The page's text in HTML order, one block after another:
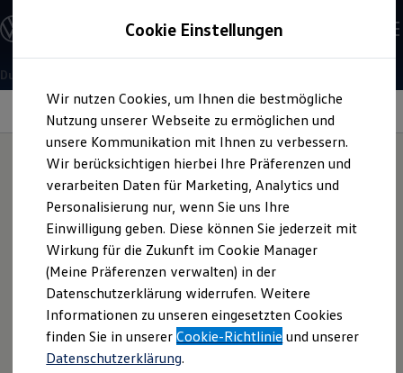
Hauptinhalt
springen
Footer
springen
Offene Stellen entdecken
Einstiegsmöglichkeiten
Schüler
Schülerpraktikum
Schüler Ferienjobs
Einstiegsqualifizierung
Studenten
Praktikum
Abschlussarbeit
Master-Stipendium
Auslandspraktikum
Jobs in Semesterferien
Werkstudentin / Werkstudent
Absolventen
StartUp Direct
Doktorandenprogramm
Volontariat
Berufserfahrene
Direkteinstieg
Jobs in der Volkswagen Group
Duales Studium
Mechatronik
Starte zum Wintersemester 2027/2028 dein duales Studium
Mechatronik bei Volkswagen. Sichere dir deinen dualen
Studienplatz.
3Minuten Lesezeit
Information
Ablauf der Bewerbung:
So einfach bewirbst du
dich für eine Ausbildung
oder das duales Studium
Cookie Einstellungen
Wir nutzen Cookies, um Ihnen die bestmögliche
Nutzung unserer Webseite zu ermöglichen und
unsere Kommunikation mit Ihnen zu verbessern.
Wir berücksichtigen hierbei Ihre Präferenzen und
verarbeiten Daten für Marketing, Analytics und
Personalisierung nur, wenn Sie uns Ihre
Einwilligung geben. Diese können Sie jederzeit mit
Wirkung für die Zukunft im Cookie Manager
(Meine Präferenzen verwalten) in der
Datenschutzerklärung widerrufen. Weitere
Informationen zu unseren eingesetzten Cookies
finden Sie in unsererCookie-Richtlinie und unserer
Datenschutzerklärung.